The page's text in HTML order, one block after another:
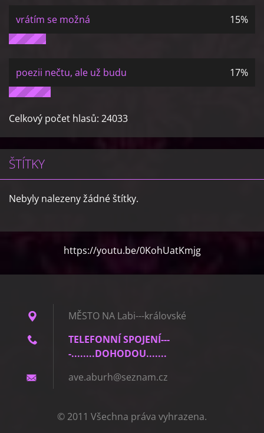
vrátím se možná 15%
poezii nečtu, ale už budu 17%
Celkový počet hlasů: 24033
ŠTÍTKY
Nebyly nalezeny žádné štítky.
https://youtu.be/0KohUatKmjg
MĚSTO NA Labi---královské
TELEFONNÍ SPOJENÍ---
-........DOHODOU.......
ave.aburh@seznam.cz
© 2011 Všechna práva vyhrazena.